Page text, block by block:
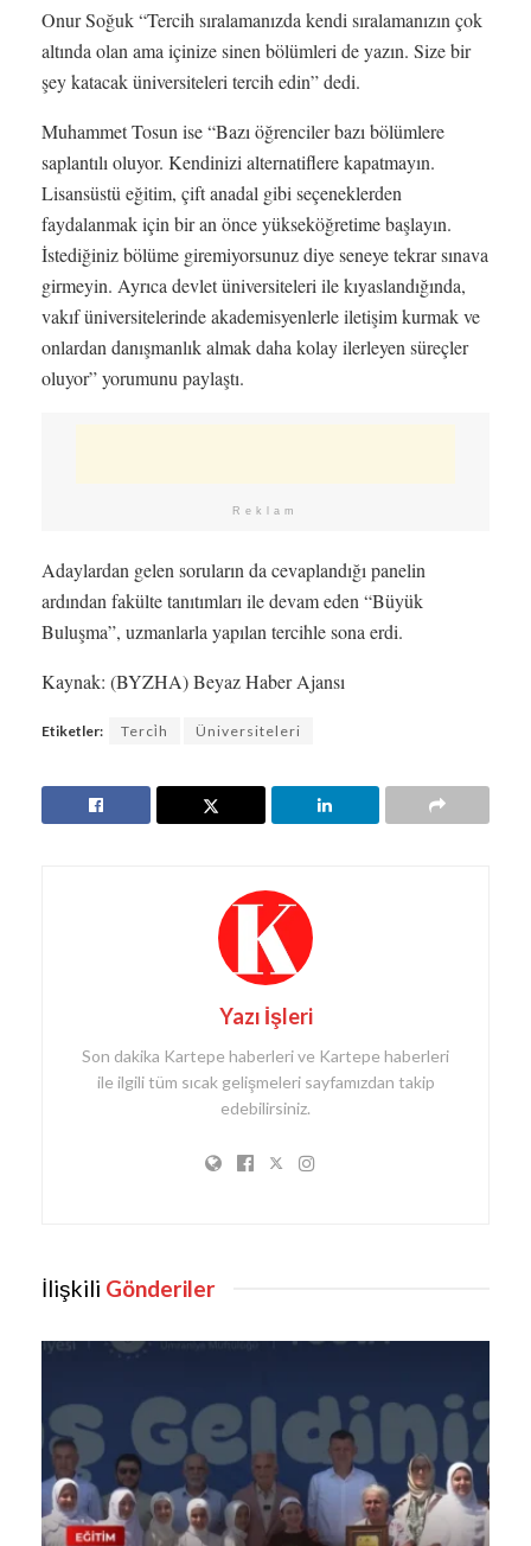
Onur Soğuk “Tercih sıralamanızda kendi sıralamanızın çok
altında olan ama içinize sinen bölümleri de yazın. Size bir
şey katacak üniversiteleri tercih edin” dedi.
Muhammet Tosun ise “Bazı öğrenciler bazı bölümlere
saplantılı oluyor. Kendinizi alternatiflere kapatmayın.
Lisansüstü eğitim, çift anadal gibi seçeneklerden
faydalanmak için bir an önce yükseköğretime başlayın.
İstediğiniz bölüme giremiyorsunuz diye seneye tekrar sınava
girmeyin. Ayrıca devlet üniversiteleri ile kıyaslandığında,
vakıf üniversitelerinde akademisyenlerle iletişim kurmak ve
onlardan danışmanlık almak daha kolay ilerleyen süreçler
oluyor” yorumunu paylaştı.
Reklam
Adaylardan gelen soruların da cevaplandığı panelin
ardından fakülte tanıtımları ile devam eden “Büyük
Buluşma”, uzmanlarla yapılan tercihle sona erdi.
Kaynak: (BYZHA) Beyaz Haber Ajansı
Etiketler: Terci̇h Üniversiteleri
Yazı İşleri
Son dakika Kartepe haberleri ve Kartepe haberleri
ile ilgili tüm sıcak gelişmeleri sayfamızdan takip
edebilirsiniz.
İlişkili Gönderiler